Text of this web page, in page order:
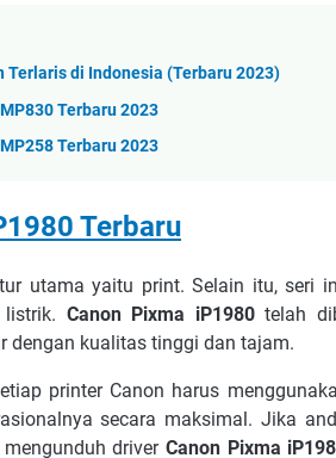
Terlaris di Indonesia (Terbaru 2023)
Terbaru 2023
Terbaru 2023
Terbaru
utama yaitu print. Selain itu, seri
Canon Pixma iP1980telah
dengan kualitas tinggi dan tajam.
printer Canon harus
secara maksimal. Jika
driver Canon Pixma